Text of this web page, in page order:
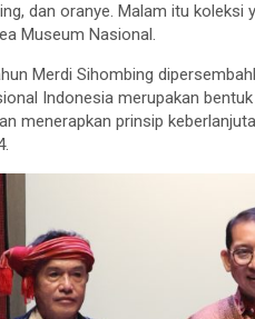
dan oranye. Malam itu
Museum Nasional.
Merdi Sihombing
Indonesia merupakan
menerapkan prinsip